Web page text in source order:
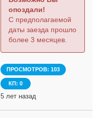
опоздали!
С предполагаемой
даты заезда прошло
более 3 месяцев.
ПРОСМОТРОВ: 103
КП: 0
5 лет назад